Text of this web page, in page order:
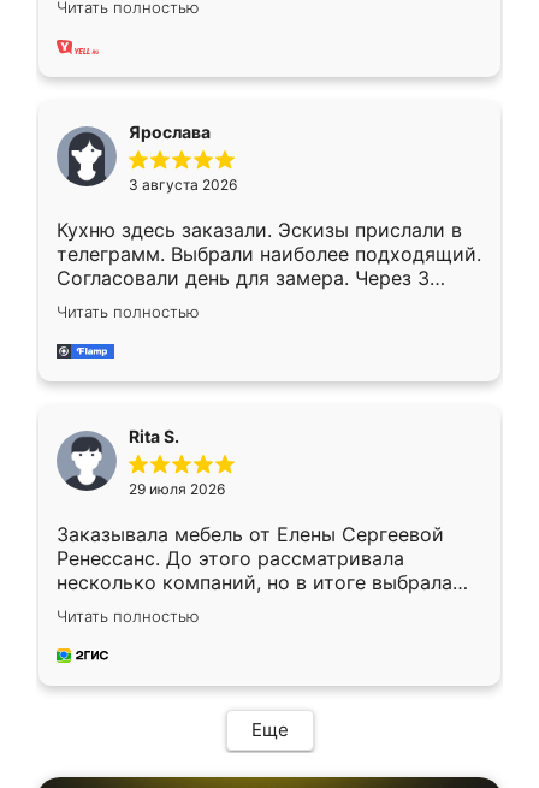
два года, нареканий нет.
Читать полностью
Ярослава
3 августа 2026
Кухню здесь заказали. Эскизы прислали в
телеграмм. Выбрали наиболее подходящий.
Согласовали день для замера. Через 3
недели кухня была уже готова. Остались
довольны работой. Спасибо Ренессанс
мебель за качественную работу!
Читать полностью
Rita S.
29 июля 2026
Заказывала мебель от Елены Сергеевой
Ренессанс. До этого рассматривала
несколько компаний, но в итоге выбрала
эту. Сначала обговорили условия, потом
приехал замерщик, всё спокойно объяснил
и снял размеры. Изготовили в срок, с
мебель сразу встала на свое место без
каких-либо доработок. Качеством осталась
довольна, все выглядит так, как и ожидала.
Читать полностью
Еще